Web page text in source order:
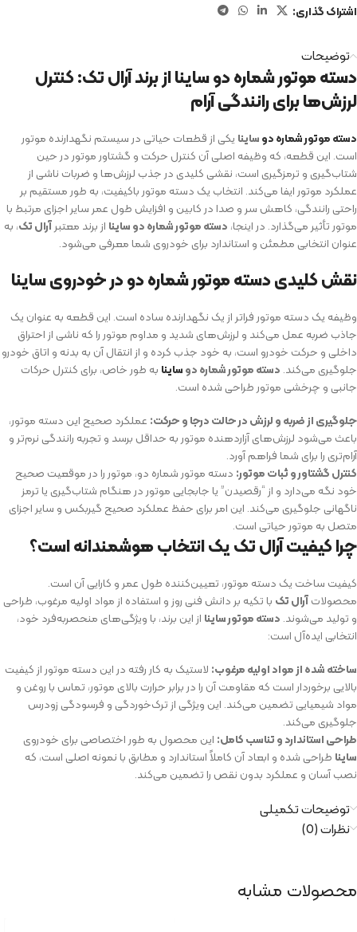
اشتراک گذاری:
توضیحات
دسته موتور شماره دو ساینا از برند آرال تک: کنترل
لرزش‌ها برای رانندگی آرام
دسته موتور شماره دوساینا یکی از قطعات حیاتی در سیستم نگهدارنده موتور
است. این قطعه، که وظیفه اصلی آن کنترل حرکت و گشتاور موتور در حین
شتاب‌گیری و ترمزگیری است، نقشی کلیدی در جذب لرزش‌ها و ضربات ناشی از
عملکرد موتور ایفا می‌کند. انتخاب یک دسته موتور باکیفیت، به طور مستقیم بر
راحتی رانندگی، کاهش سر و صدا در کابین و افزایش طول عمر سایر اجزای مرتبط با
موتور تأثیر می‌گذارد. در اینجا، دسته موتور شماره دو ساینا از برند معتبرآرال تک، به
عنوان انتخابی مطمئن و استاندارد برای خودروی شما معرفی می‌شود.
نقش کلیدی دسته موتور شماره دو در خودروی ساینا
وظیفه یک دسته موتور فراتر از یک نگهدارنده ساده است. این قطعه به عنوان یک
جاذب ضربه عمل می‌کند و لرزش‌های شدید و مداوم موتور را که ناشی از احتراق
داخلی و حرکت خودرو است، به خود جذب کرده و از انتقال آن به بدنه و اتاق خودرو
جلوگیری می‌کند. دسته موتور شماره دوساینا به طور خاص، برای کنترل حرکات
جانبی و چرخشی موتور طراحی شده است.
جلوگیری از ضربه و لرزش در حالت درجا و حرکت: عملکرد صحیح این دسته موتور،
باعث می‌شود لرزش‌های آزاردهنده موتور به حداقل برسد و تجربه رانندگی نرم‌تر و
آرام‌تری را برای شما فراهم آورد.
کنترل گشتاور و ثبات موتور: دسته موتور شماره دو، موتور را در موقعیت صحیح
خود نگه می‌دارد و از “رقصیدن” یا جابجایی موتور در هنگام شتاب‌گیری یا ترمز
ناگهانی جلوگیری می‌کند. این امر برای حفظ عملکرد صحیح گیربکس و سایر اجزای
متصل به موتور حیاتی است.
چرا کیفیت آرال تک یک انتخاب هوشمندانه است؟
کیفیت ساخت یک دسته موتور، تعیین‌کننده طول عمر و کارایی آن است.
محصولاتآرال تک با تکیه بر دانش فنی روز و استفاده از مواد اولیه مرغوب، طراحی
و تولید می‌شوند. دسته موتور ساینا از این برند، با ویژگی‌های منحصربه‌فرد خود،
انتخابی ایده‌آل است:
ساخته شده از مواد اولیه مرغوب: لاستیک به کار رفته در این دسته موتور از کیفیت
بالایی برخوردار است که مقاومت آن را در برابر حرارت بالای موتور، تماس با روغن و
مواد شیمیایی تضمین می‌کند. این ویژگی از ترک‌خوردگی و فرسودگی زودرس
جلوگیری می‌کند.
طراحی استاندارد و تناسب کامل: این محصول به طور اختصاصی برای خودروی
ساینا طراحی شده و ابعاد آن کاملاً استاندارد و مطابق با نمونه اصلی است، که
نصب آسان و عملکرد بدون نقص را تضمین می‌کند.
توضیحات تکمیلی
نظرات (0)
محصولات مشابه